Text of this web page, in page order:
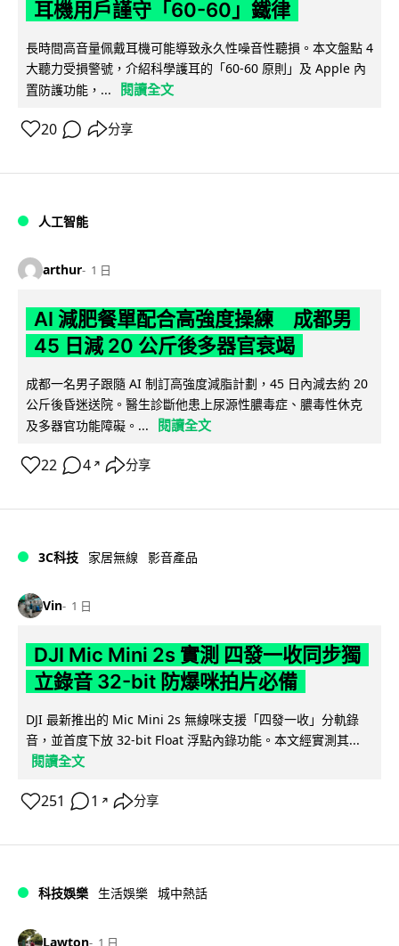
耳機用戶謹守「60-60」鐵律
長時間高音量佩戴耳機可能導致永久性噪音性聽損。本文盤點 4
大聽力受損警號，介紹科學護耳的「60-60 原則」及 Apple 內
置防護功能，...
閱讀全文
20 分享
人工智能
arthur 1 日
AI 減肥餐單配合高強度操練 成都男
45 日減 20 公斤後多器官衰竭
成都一名男子跟隨 AI 制訂高強度減脂計劃，45 日內減去約 20
公斤後昏迷送院。醫生診斷他患上尿源性膿毒症、膿毒性休克
及多器官功能障礙。...
閱讀全文
22 4 ↗ 分享
3C科技 家居無線 影音產品
Vin 1 日
DJI Mic Mini 2s 實測 四發一收同步獨
立錄音 32-bit 防爆咪拍片必備
DJI 最新推出的 Mic Mini 2s 無線咪支援「四發一收」分軌錄
音，並首度下放 32-bit Float 浮點內錄功能。本文經實測其...
閱讀全文
251 1 ↗ 分享
科技娛樂 生活娛樂 城中熱話
Lawton 1 日